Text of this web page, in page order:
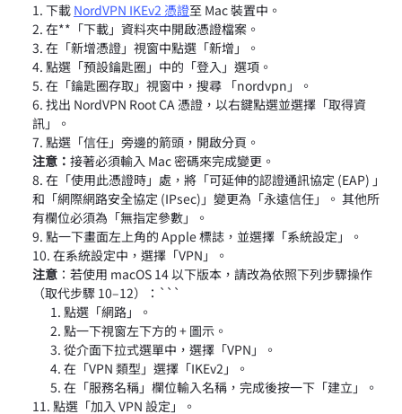
下載 NordVPN IKEv2 憑證至 Mac 裝置中。
在**「下載」資料夾中開啟憑證檔案。
在「新增憑證」視窗中點選「新增」。
點選「預設鑰匙圈」中的「登入」選項。
在「鑰匙圈存取」視窗中，搜尋 「nordvpn」。
找出 NordVPN Root CA 憑證，以右鍵點選並選擇「取得資
訊」。
點選「信任」旁邊的箭頭，開啟分頁。
注意： 接著必須輸入 Mac 密碼來完成變更。
在「使用此憑證時」處，將「可延伸的認證通訊協定 (EAP) 」
和「網際網路安全協定 (IPsec)」變更為「永遠信任」。 其他所
有欄位必須為「無指定參數」。
點一下畫面左上角的 Apple 標誌，並選擇「系統設定」。
在系統設定中，選擇「VPN」。
注意 ：若使用 macOS 14 以下版本，請改為依照下列步驟操作
（取代步驟 10–12）：```
點選「網路」。
點一下視窗左下方的 + 圖示。
從介面下拉式選單中，選擇「VPN」。
在「VPN 類型」選擇「IKEv2」。
在「服務名稱」欄位輸入名稱，完成後按一下「建立」。
點選「加入 VPN 設定」。